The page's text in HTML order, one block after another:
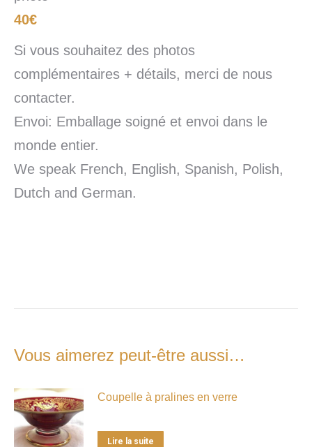
40€
Si vous souhaitez des photos
complémentaires + détails, merci de nous
contacter.
Envoi: Emballage soigné et envoi dans le
monde entier.
We speak French, English, Spanish, Polish,
Dutch and German.
Vous aimerez peut-être aussi…
Coupelle à pralines en verre
Lire la suite